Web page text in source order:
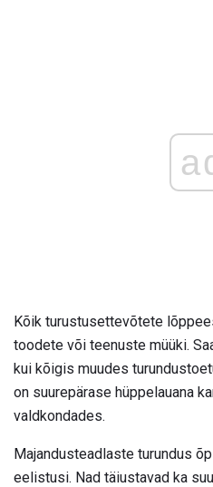
Kõik turustusettevõtete
toodete või teenuste müüki.
kui kõigis muudes
on suurepärase hüppelauana
valdkondades.
Majandusteadlaste turundus
eelistusi. Nad täiustavad ka